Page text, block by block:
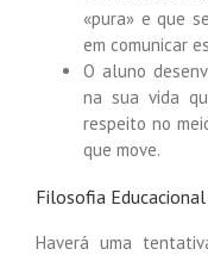
«pura» e que
em comunicar
O aluno
na sua vida
respeito no
que move.
Filosofia Educacional
Haverá uma